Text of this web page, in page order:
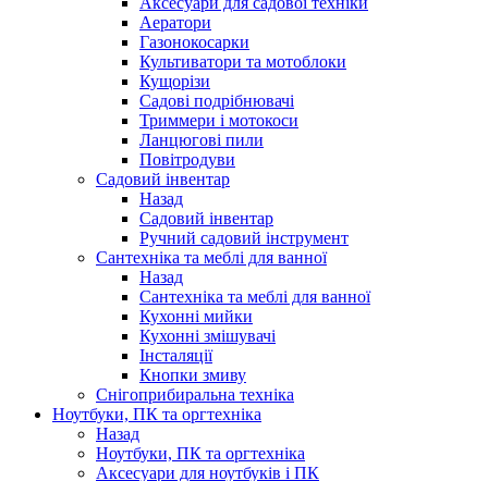
Аератори
Газонокосарки
Культиватори та мотоблоки
Кущорізи
Садові подрібнювачі
Триммери і мотокоси
Ланцюгові пили
Повітродуви
Садовий інвентар
Назад
Садовий інвентар
Ручний садовий інструмент
Сантехніка та меблі для ванної
Назад
Сантехніка та меблі для ванної
Кухонні мийки
Кухонні змішувачі
Інсталяції
Кнопки змиву
Снігоприбиральна техніка
Ноутбуки, ПК та оргтехніка
Назад
Ноутбуки, ПК та оргтехніка
Аксесуари для ноутбуків і ПК